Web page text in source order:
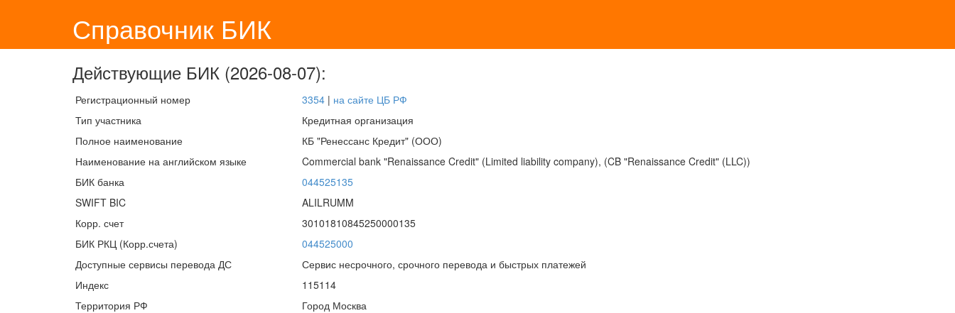
Справочник БИК
Действующие БИК (2026-08-07):
Регистрационный номер 3354 | на сайте ЦБ РФ
Тип участника
Кредитная организация
Полное наименование
КБ "Ренессанс Кредит" (ООО)
Наименование на английском языке
Commercial bank "Renaissance Credit" (Limited liability company), (CB "Renaissance Credit" (LLC))
БИК банка
044525135
SWIFT BIC
ALILRUMM
Корр. счет
30101810845250000135
БИК РКЦ (Корр.счета)
044525000
Доступные сервисы перевода ДС
Сервис несрочного, срочного перевода и быстрых платежей
Индекс
115114
Территория РФ
Город Москва